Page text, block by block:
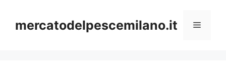
contenuto
mercatodelpescemilano.it Menu